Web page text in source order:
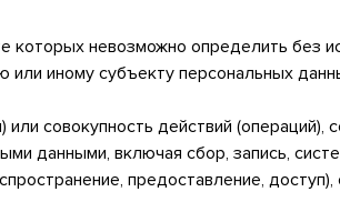
которых невозможно определить без
иному субъекту персональных
совокупность действий (операций),
данными, включая сбор, запись,
предоставление,